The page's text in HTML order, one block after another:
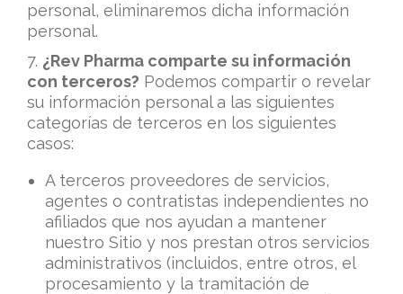
personal, eliminaremos dicha información
personal.
7. ¿Rev Pharma comparte su información
con terceros? Podemos compartir o revelar
su información personal a las siguientes
categorías de terceros en los siguientes
casos:
A terceros proveedores de servicios,
agentes o contratistas independientes no
afiliados que nos ayudan a mantener
nuestro Sitio y nos prestan otros servicios
administrativos (incluidos, entre otros, el
procesamiento y la tramitación de